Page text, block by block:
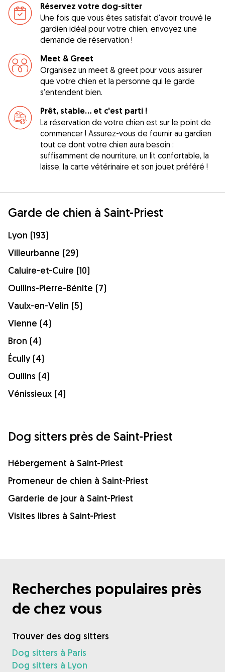
Réservez votre dog-sitter
Une fois que vous êtes satisfait d'avoir trouvé le
gardien idéal pour votre chien, envoyez une
demande de réservation !
Meet & Greet
Organisez un meet & greet pour vous assurer
que votre chien et la personne qui le garde
s'entendent bien.
Prêt, stable... et c'est parti !
La réservation de votre chien est sur le point de
commencer ! Assurez-vous de fournir au gardien
tout ce dont votre chien aura besoin :
suffisamment de nourriture, un lit confortable, la
laisse, la carte vétérinaire et son jouet préféré !
Garde de chien à Saint-Priest
Lyon (193)
Villeurbanne (29)
Caluire-et-Cuire (10)
Oullins-Pierre-Bénite (7)
Vaulx-en-Velin (5)
Vienne (4)
Bron (4)
Écully (4)
Oullins (4)
Vénissieux (4)
Dog sitters près de Saint-Priest
Hébergement à Saint-Priest
Promeneur de chien à Saint-Priest
Garderie de jour à Saint-Priest
Visites libres à Saint-Priest
Recherches populaires près
de chez vous
Trouver des dog sitters
Dog sitters à Paris
Dog sitters à Lyon